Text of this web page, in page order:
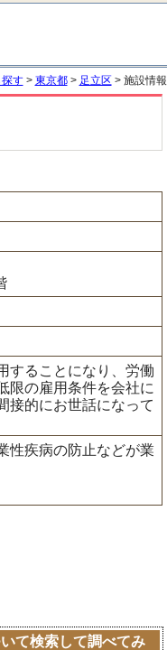
す> 東京都> 足立区 > 施設情報
することになり、労働
限の雇用条件を会社に
接的にお世話になって
性疾病の防止などが業
て検索して調べてみ